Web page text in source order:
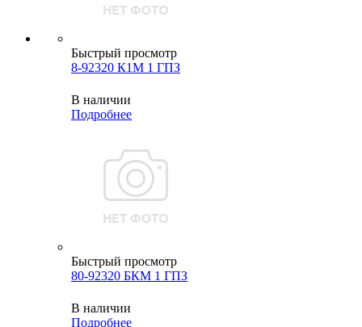
Быстрый просмотр
8-92320 К1М 1 ГПЗ
В наличии
Подробнее
Быстрый просмотр
80-92320 БКМ 1 ГПЗ
В наличии
Подробнее